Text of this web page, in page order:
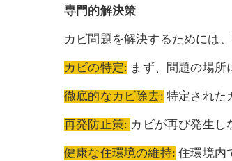
専門的解決策
カビ問題を解決するためには
カビの特定: まず、問題の場所
徹底的なカビ除去: 特定された
再発防止策: カビが再び発生し
健康な住環境の維持: 住環境内